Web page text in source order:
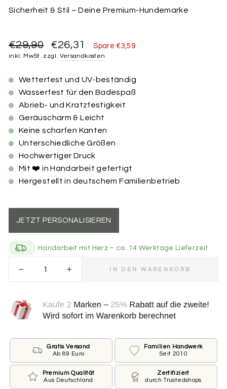
Sicherheit & Stil – Deine Premium-Hundemarke
Normaler
Preis
€29,90 Sonderpreis
€26,31 Spare €3,59
inkl. MwSt. zzgl. Versandkosten
Wetterfest und UV-beständig
Wasserfest für den Badespaß
Abrieb- und Kratzfestigkeit
Geräuscharm & Leicht
Keine scharfen Kanten
Unterschiedliche Größen
Hochwertiger Druck
Mit ❤️ in Handarbeit gefertigt
Hergestellt in deutschem Familienbetrieb
JETZT PERSONALISIEREN
Bitte wähle die Größe der Marke.
.*
KLEIN ⌀ 25 MM FÜR KLEINE HUNDE
GROSS ⌀ 30 MM FÜR GROSSE HUNDE
Beschriftung der Vorderseite
Wie ist der Name Deines Hundes und welche
Handarbeit mit Herz – ca. 14 Werktage Lieferzeit
IN DEN WARENKORB
Gratis Versand
Ab 89 Euro
Familien Handwerk
Seit 2010
Premium Qualität
Aus Deutschland
Zertifiziert
durch Trustedshops